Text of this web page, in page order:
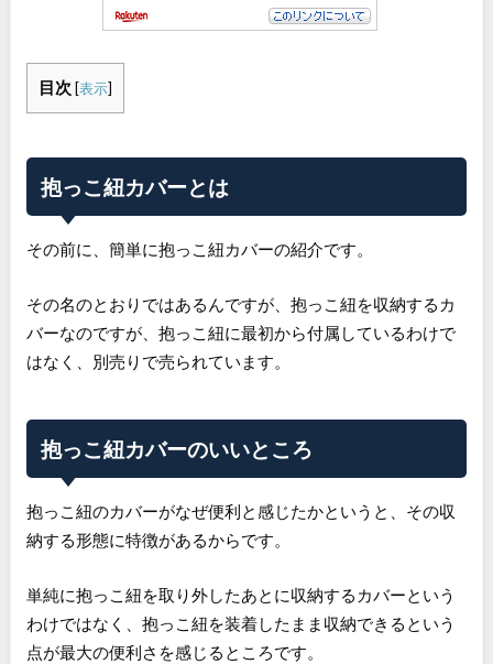
目次 [表示]
抱っこ紐カバーとは
その前に、簡単に抱っこ紐カバーの紹介です。
その名のとおりではあるんですが、抱っこ紐を収納するカ
バーなのですが、抱っこ紐に最初から付属しているわけで
はなく、別売りで売られています。
抱っこ紐カバーのいいところ
抱っこ紐のカバーがなぜ便利と感じたかというと、その収
納する形態に特徴があるからです。
単純に抱っこ紐を取り外したあとに収納するカバーという
わけではなく、抱っこ紐を装着したまま収納できるという
点が最大の便利さを感じるところです。